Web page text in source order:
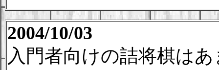
2004/10/03
入門者向けの詰将棋は